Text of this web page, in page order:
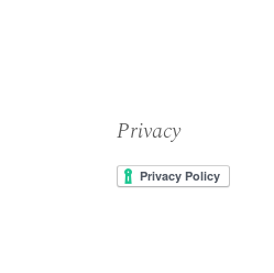
Privacy